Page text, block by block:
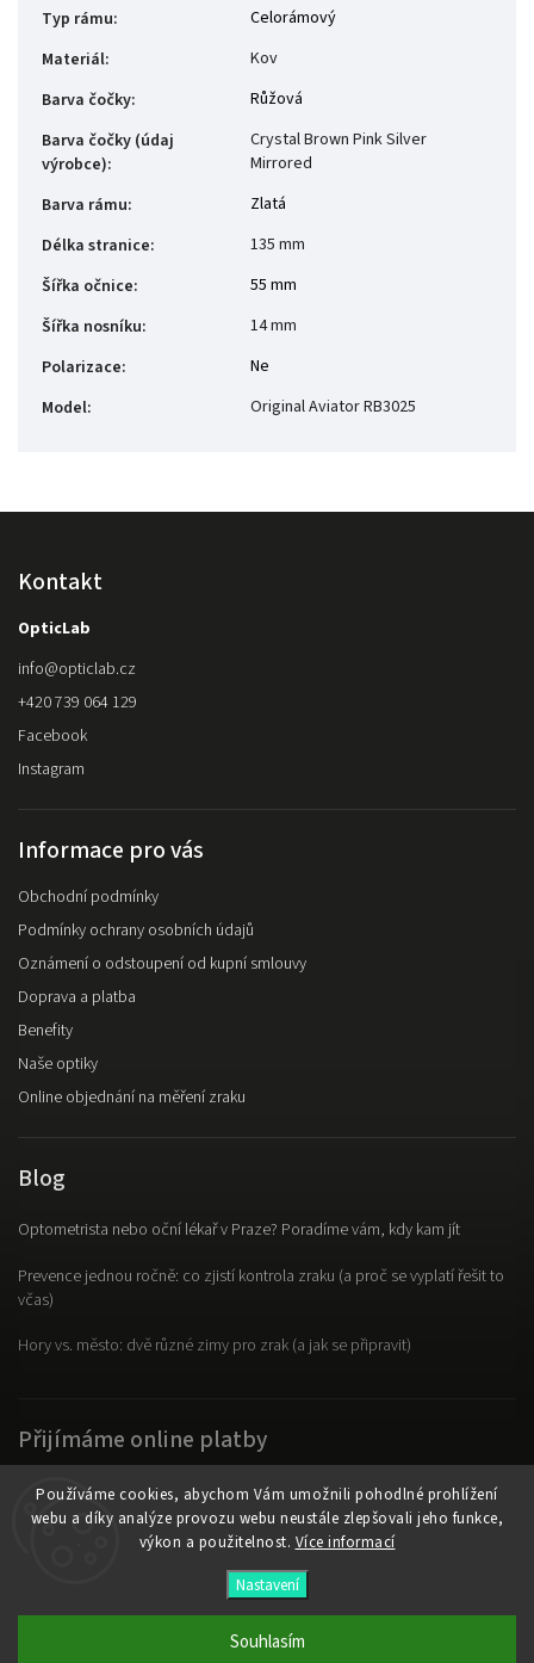
Používáme cookies, abychom Vám umožnili pohodlné prohlížení
webu a díky analýze provozu webu neustále zlepšovali jeho funkce,
výkon a použitelnost. Více informací
Nastavení
Souhlasím
Typ rámu:
Celorámový
Materiál:
Kov
Barva čočky:
Růžová
Barva čočky (údaj
výrobce):
Crystal Brown Pink Silver
Mirrored
Barva rámu:
Zlatá
Délka stranice:
135 mm
Šířka očnice:
55 mm
Šířka nosníku:
14 mm
Polarizace:
Ne
Model: Original Aviator RB3025
Kontakt
OpticLab
info@opticlab.cz
+420 739 064 129
Facebook
Instagram
Informace pro vás
Obchodní podmínky
Podmínky ochrany osobních údajů
Oznámení o odstoupení od kupní smlouvy
Doprava a platba
Benefity
Naše optiky
Online objednání na měření zraku
Blog
Optometrista nebo oční lékař v Praze? Poradíme vám, kdy kam jít
Prevence jednou ročně: co zjistí kontrola zraku (a proč se vyplatí řešit to
včas)
Hory vs. město: dvě různé zimy pro zrak (a jak se připravit)
Přijímáme online platby
OpticLab. Všechna práva vyhrazena.